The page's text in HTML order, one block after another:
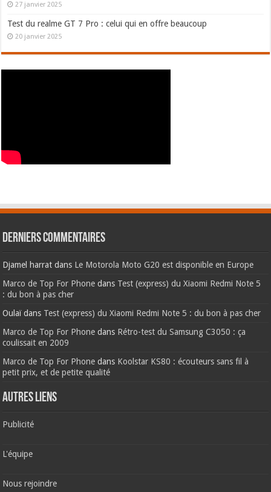
27 janvier 2025
Test du realme GT 7 Pro : celui qui en offre beaucoup
20 janvier 2025
Derniers commentaires
Djamel harrat dans Le Motorola Moto G20 est disponible en Europe
Marco de Top For Phone dans Test (express) du Xiaomi Redmi Note 5
: du bon à pas cher
Oulaïdans Test (express) du Xiaomi Redmi Note 5 : du bon à pas cher
Marco de Top For Phone dans Rétro-test du Samsung C3050 : ça
coulissait en 2009
Marco de Top For Phone dans Koolstar KS80 : écouteurs sans fil à
petit prix, et de petite qualité
AUTRES LIENS
Publicité
L'équipe
Nous rejoindre